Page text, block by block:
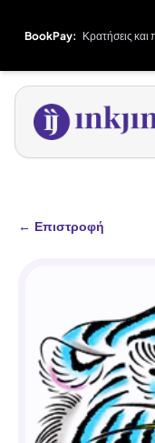
BookPay: Κρατήσεις
← Επιστροφή